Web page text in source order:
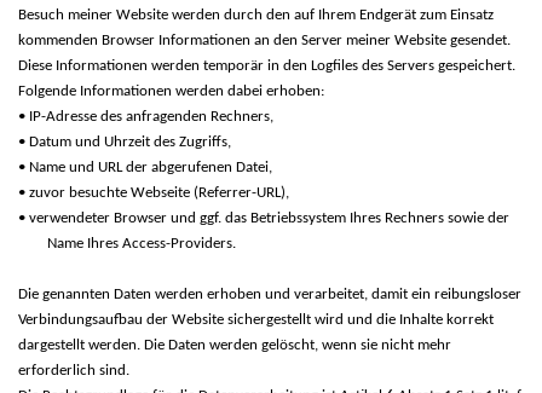
Besuch meiner Website werden durch den auf Ihrem Endgerät zum Einsatz
kommenden Browser Informationen an den Server meiner Website gesendet.
Diese Informationen werden temporär in den Logfiles des Servers gespeichert.
Folgende Informationen werden dabei erhoben:
• IP-Adresse des anfragenden Rechners,
• Datum und Uhrzeit des Zugriffs,
• Name und URL der abgerufenen Datei,
• zuvor besuchte Webseite (Referrer-URL),
• verwendeter Browser und ggf. das Betriebssystem Ihres Rechners sowie der
Name Ihres Access-Providers.
Die genannten Daten werden erhoben und verarbeitet, damit ein reibungsloser
Verbindungsaufbau der Website sichergestellt wird und die Inhalte korrekt
dargestellt werden. Die Daten werden gelöscht, wenn sie nicht mehr
erforderlich sind.